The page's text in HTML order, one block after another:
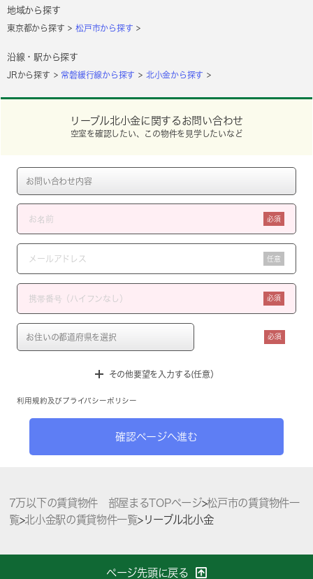
地域から探す
東京都から探す 松戸市から探す
沿線・駅から探す
JRから探す 常磐緩行線から探す 北小金から探す
リーブル北小金に関するお問い合わせ
空室を確認したい、この物件を見学したいなど
必須
任意
必須
必須
その他要望を入力する(任意）
利用規約 及び プライバシーポリシー
確認ページへ進む
7万以下の賃貸物件 部屋まるTOPページ>松戸市の賃貸物件一
覧>北小金駅の賃貸物件一覧>リーブル北小金
ページ先頭に戻る